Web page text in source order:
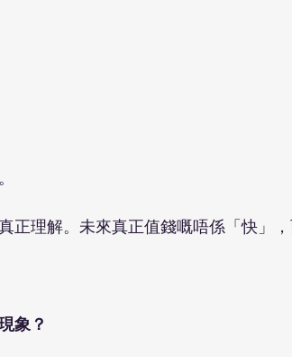
正理解。未來真正值錢嘅唔係「快」
象？